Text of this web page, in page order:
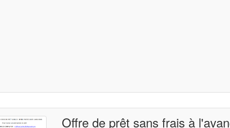
Offre de prêt sans frais à